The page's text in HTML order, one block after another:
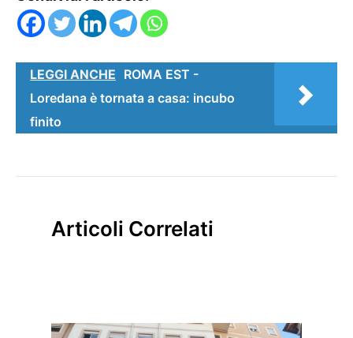
LEGGI ANCHE ROMA EST -
Loredana è tornata a casa: incubo
finito
Articoli Correlati